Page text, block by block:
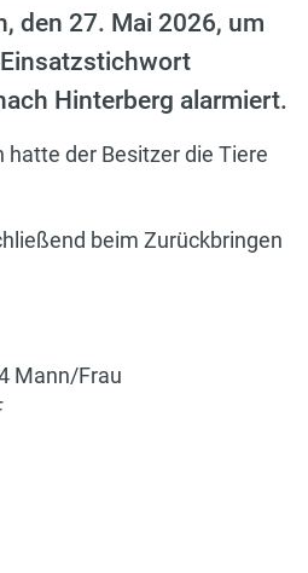
den 27. Mai 2026, um
Hinterberg alarmiert.
hatte der Besitzer die Tiere
beim Zurückbringen
Mann/Frau